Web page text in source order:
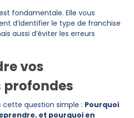
fondamentale. Elle vous
d’identifier le type de franchise
aussi d’éviter les erreurs
vos
question simple : Pourquoi
et pourquoi en